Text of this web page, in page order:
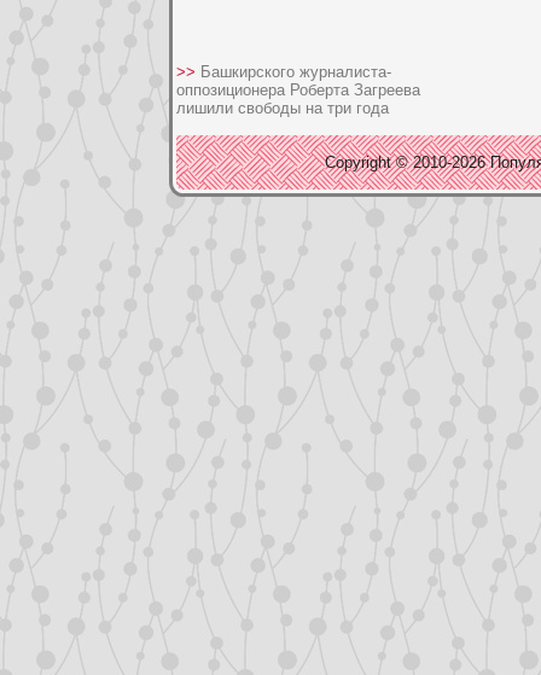
>> Башкирского журналиста-
оппозиционера Роберта Загреева
лишили свободы на три года
Copyright © 2010-2026